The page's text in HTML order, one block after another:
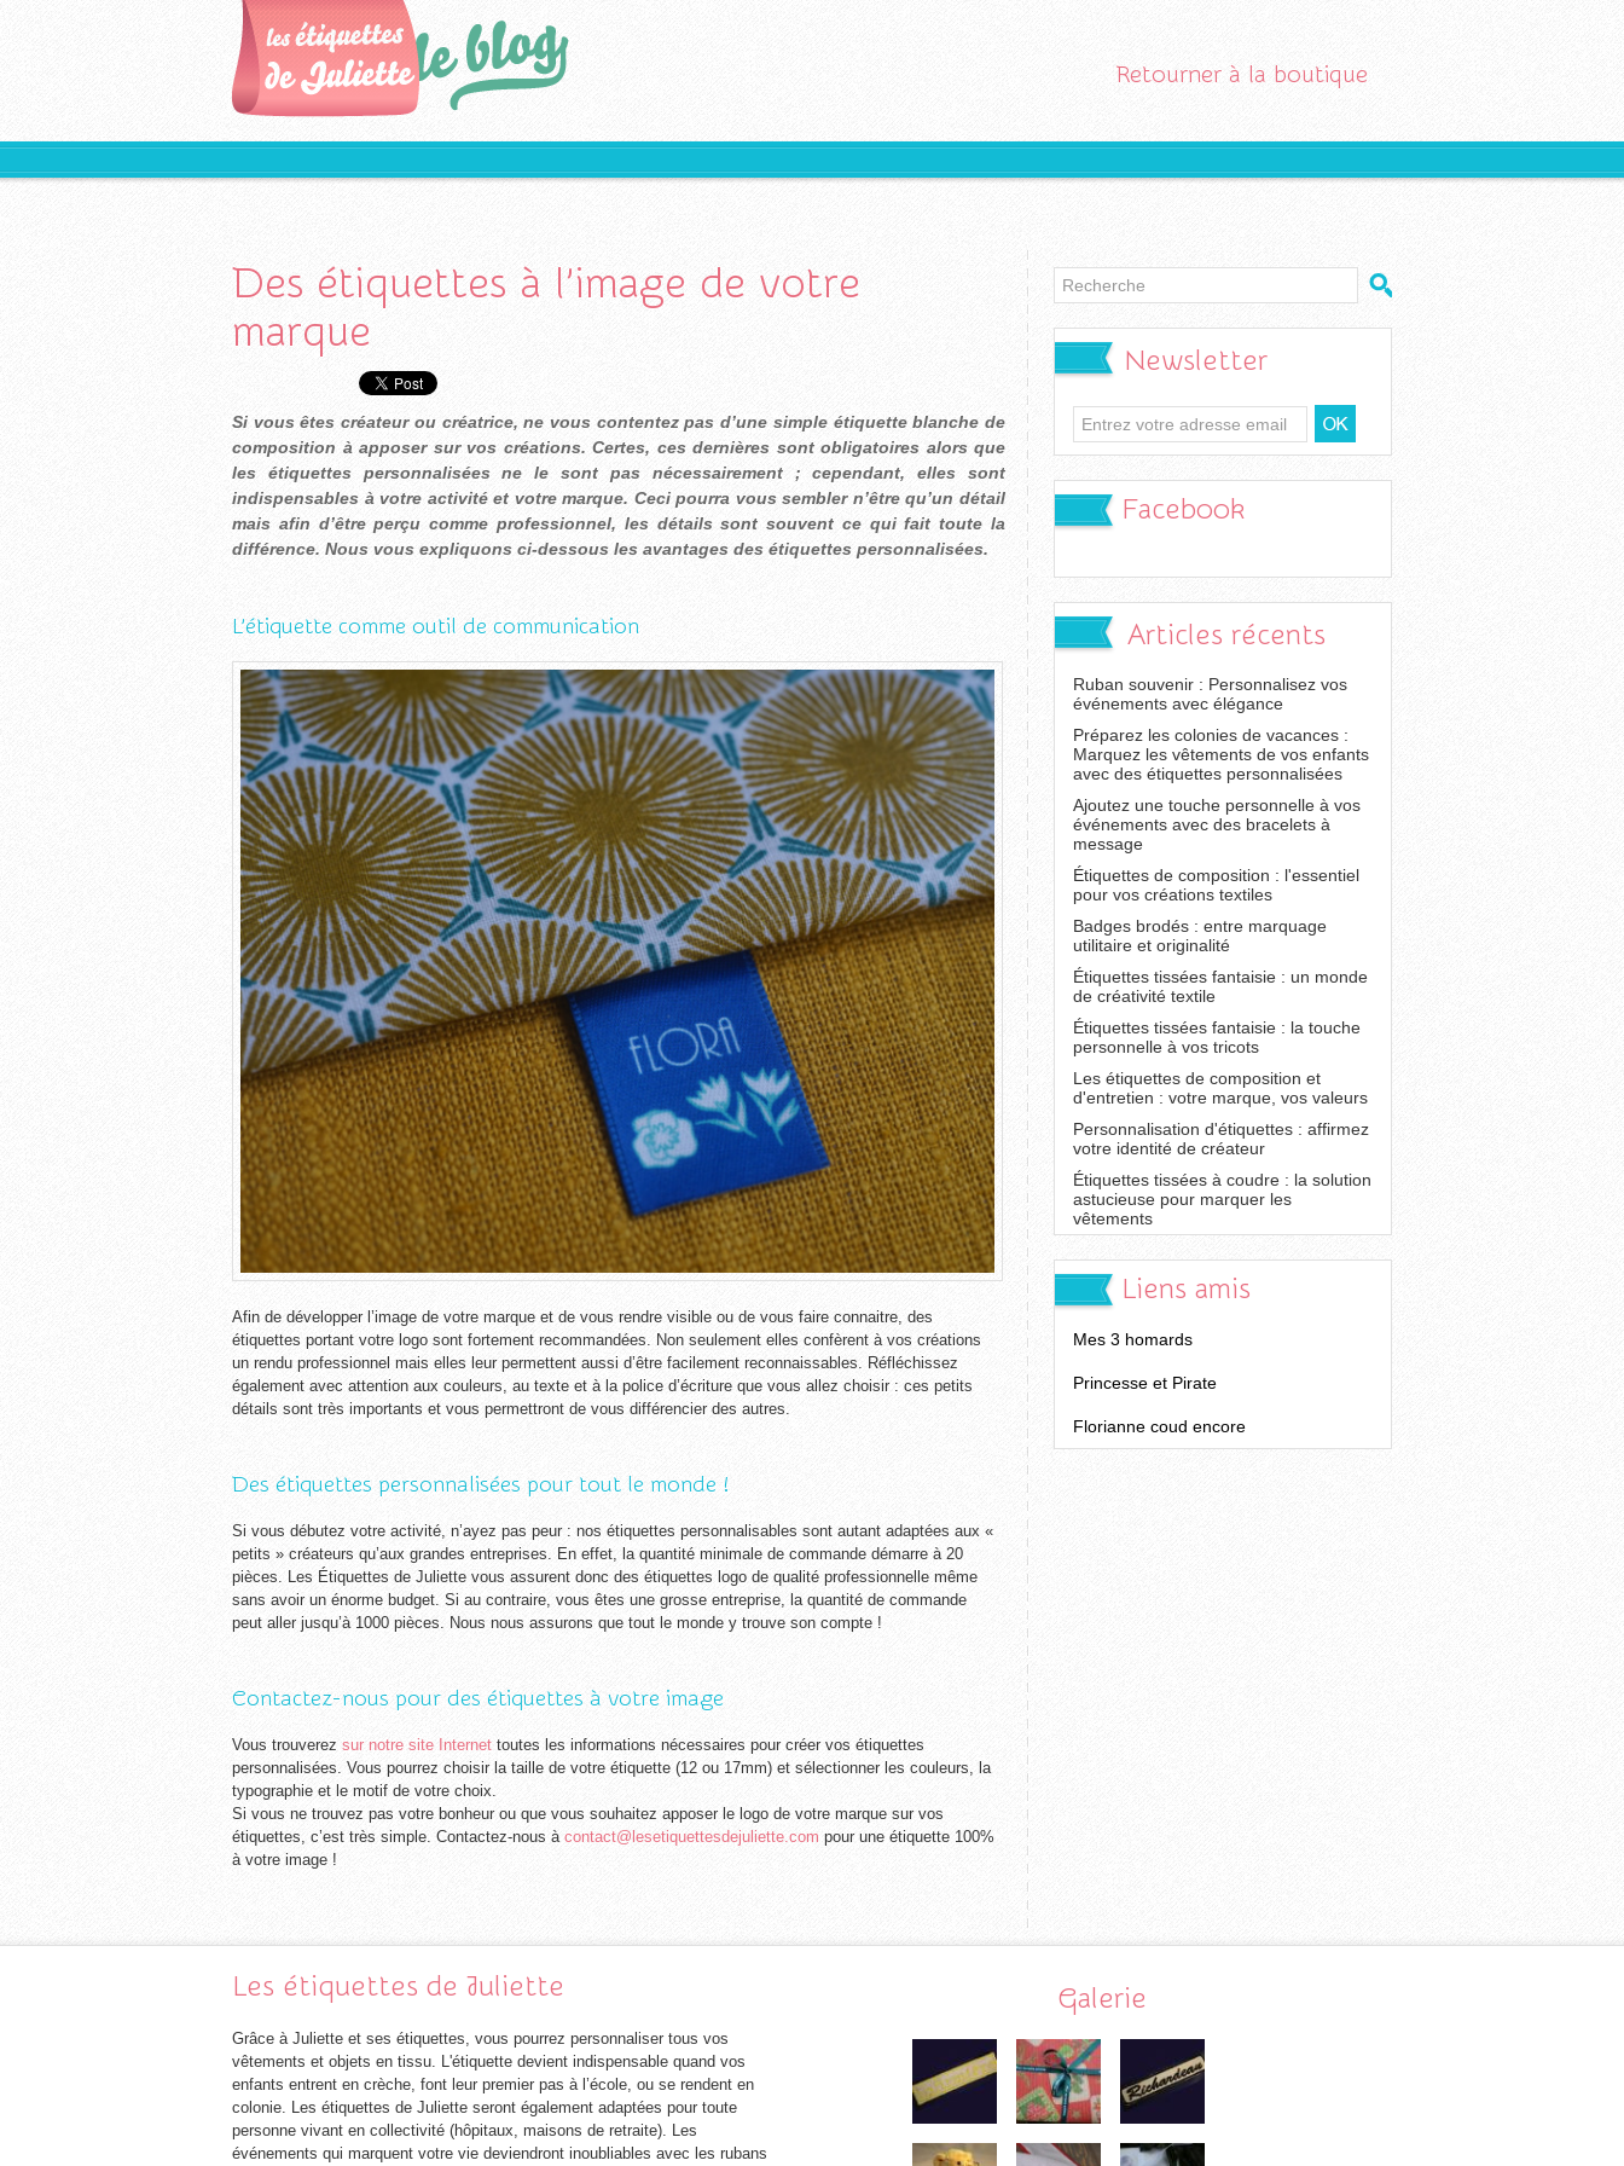
Retourner à la boutique
Des étiquettes à l’image de votre
marque
Si vous êtes créateur ou créatrice, ne vous contentez pas d’une simple étiquette blanche de
composition à apposer sur vos créations. Certes, ces dernières sont obligatoires alors que
les étiquettes personnalisées ne le sont pas nécessairement ; cependant, elles sont
indispensables à votre activité et votre marque. Ceci pourra vous sembler n’être qu’un détail
mais afin d’être perçu comme professionnel, les détails sont souvent ce qui fait toute la
différence. Nous vous expliquons ci-dessous les avantages des étiquettes personnalisées.
L’étiquette comme outil de communication
Afin de développer l’image de votre marque et de vous rendre visible ou de vous faire connaitre, des
étiquettes portant votre logo sont fortement recommandées. Non seulement elles confèrent à vos créations
un rendu professionnel mais elles leur permettent aussi d’être facilement reconnaissables. Réfléchissez
également avec attention aux couleurs, au texte et à la police d’écriture que vous allez choisir : ces petits
détails sont très importants et vous permettront de vous différencier des autres.
Des étiquettes personnalisées pour tout le monde !
Si vous débutez votre activité, n’ayez pas peur : nos étiquettes personnalisables sont autant adaptées aux «
petits » créateurs qu’aux grandes entreprises. En effet, la quantité minimale de commande démarre à 20
pièces. Les Étiquettes de Juliette vous assurent donc des étiquettes logo de qualité professionnelle même
sans avoir un énorme budget. Si au contraire, vous êtes une grosse entreprise, la quantité de commande
peut aller jusqu’à 1000 pièces. Nous nous assurons que tout le monde y trouve son compte !
Contactez-nous pour des étiquettes à votre image
Vous trouverez sur notre site Internet toutes les informations nécessaires pour créer vos étiquettes
personnalisées. Vous pourrez choisir la taille de votre étiquette (12 ou 17mm) et sélectionner les couleurs, la
typographie et le motif de votre choix.
Si vous ne trouvez pas votre bonheur ou que vous souhaitez apposer le logo de votre marque sur vos
étiquettes, c’est très simple. Contactez-nous à contact@lesetiquettesdejuliette.com pour une étiquette 100%
à votre image !
Newsletter
Facebook
Articles récents
Ruban souvenir : Personnalisez vos
événements avec élégance
Préparez les colonies de vacances :
Marquez les vêtements de vos enfants
avec des étiquettes personnalisées
Ajoutez une touche personnelle à vos
événements avec des bracelets à
message
Étiquettes de composition : l'essentiel
pour vos créations textiles
Badges brodés : entre marquage
utilitaire et originalité
Étiquettes tissées fantaisie : un monde
de créativité textile
Étiquettes tissées fantaisie : la touche
personnelle à vos tricots
Les étiquettes de composition et
d'entretien : votre marque, vos valeurs
Personnalisation d'étiquettes : affirmez
votre identité de créateur
Étiquettes tissées à coudre : la solution
astucieuse pour marquer les
vêtements
Liens amis
Mes 3 homards
Princesse et Pirate
Florianne coud encore
Les étiquettes de Juliette
Grâce à Juliette et ses étiquettes, vous pourrez personnaliser tous vos
vêtements et objets en tissu. L'étiquette devient indispensable quand vos
enfants entrent en crèche, font leur premier pas à l’école, ou se rendent en
colonie. Les étiquettes de Juliette seront également adaptées pour toute
personne vivant en collectivité (hôpitaux, maisons de retraite). Les
événements qui marquent votre vie deviendront inoubliables avec les rubans
Galerie